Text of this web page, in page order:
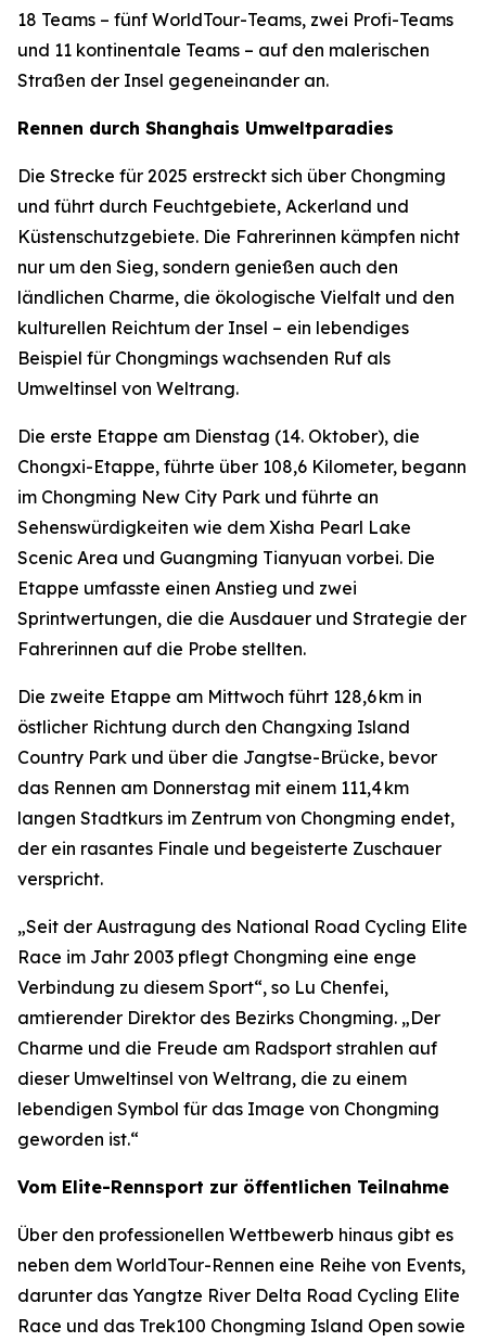
18 Teams – fünf WorldTour-Teams, zwei Profi-Teams
und 11 kontinentale Teams – auf den malerischen
Straßen der Insel gegeneinander an.
Rennen durch Shanghais Umweltparadies
Die Strecke für 2025 erstreckt sich über Chongming
und führt durch Feuchtgebiete, Ackerland und
Küstenschutzgebiete. Die Fahrerinnen kämpfen nicht
nur um den Sieg, sondern genießen auch den
ländlichen Charme, die ökologische Vielfalt und den
kulturellen Reichtum der Insel – ein lebendiges
Beispiel für Chongmings wachsenden Ruf als
Umweltinsel von Weltrang.
Die erste Etappe am Dienstag (14. Oktober), die
Chongxi-Etappe, führte über 108,6 Kilometer, begann
im Chongming New City Park und führte an
Sehenswürdigkeiten wie dem Xisha Pearl Lake
Scenic Area und Guangming Tianyuan vorbei. Die
Etappe umfasste einen Anstieg und zwei
Sprintwertungen, die die Ausdauer und Strategie der
Fahrerinnen auf die Probe stellten.
Die zweite Etappe am Mittwoch führt 128,6 km in
östlicher Richtung durch den Changxing Island
Country Park und über die Jangtse-Brücke, bevor
das Rennen am Donnerstag mit einem 111,4 km
langen Stadtkurs im Zentrum von Chongming endet,
der ein rasantes Finale und begeisterte Zuschauer
verspricht.
„Seit der Austragung des National Road Cycling Elite
Race im Jahr 2003 pflegt Chongming eine enge
Verbindung zu diesem Sport“, so Lu Chenfei,
amtierender Direktor des Bezirks Chongming. „Der
Charme und die Freude am Radsport strahlen auf
dieser Umweltinsel von Weltrang, die zu einem
lebendigen Symbol für das Image von Chongming
geworden ist.“
Vom Elite-Rennsport zur öffentlichen Teilnahme
Über den professionellen Wettbewerb hinaus gibt es
neben dem WorldTour-Rennen eine Reihe von Events,
darunter das Yangtze River Delta Road Cycling Elite
Race und das Trek100 Chongming Island Open sowie